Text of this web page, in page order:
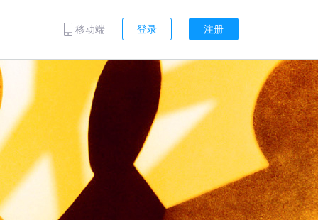
移动端 登录 注册